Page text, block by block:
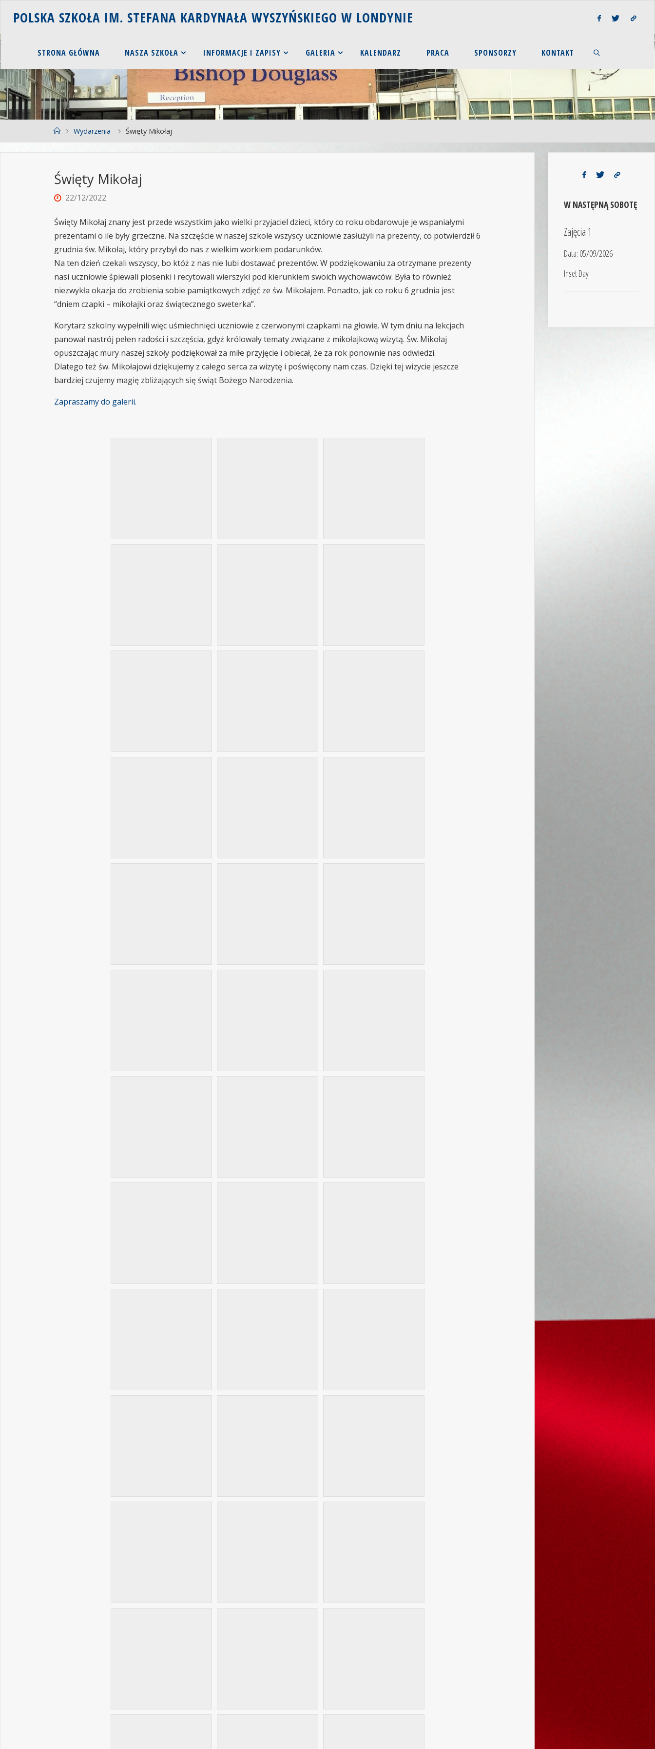
POLSKA SZKOŁA IM. STEFANA KARDYNAŁA WYSZYŃSKIEGO W LONDYNIE
STRONA GŁÓWNA NASZA SZKOŁA INFORMACJE I ZAPISY GALERIA KALENDARZ PRACA SPONSORZY KONTAKT
Wydarzenia Święty Mikołaj
Święty Mikołaj
22/12/2022
Święty Mikołaj znany jest przede wszystkim jako wielki przyjaciel dzieci, który co roku obdarowuje je wspaniałymi
prezentami o ile były grzeczne. Na szczęście w naszej szkole wszyscy uczniowie zasłużyli na prezenty, co potwierdził 6
grudnia św. Mikołaj, który przybył do nas z wielkim workiem podarunków.
Na ten dzień czekali wszyscy, bo któż z nas nie lubi dostawać prezentów. W podziękowaniu za otrzymane prezenty
nasi uczniowie śpiewali piosenki i recytowali wierszyki pod kierunkiem swoich wychowawców. Była to również
niezwykła okazja do zrobienia sobie pamiątkowych zdjęć ze św. Mikołajem. Ponadto, jak co roku 6 grudnia jest
“dniem czapki – mikołajki oraz świątecznego sweterka”.
Korytarz szkolny wypełnili więc uśmiechnięci uczniowie z czerwonymi czapkami na głowie. W tym dniu na lekcjach
panował nastrój pełen radości i szczęścia, gdyż królowały tematy związane z mikołajkową wizytą. Św. Mikołaj
opuszczając mury naszej szkoły podziękował za miłe przyjęcie i obiecał, że za rok ponownie nas odwiedzi.
Dlatego też św. Mikołajowi dziękujemy z całego serca za wizytę i poświęcony nam czas. Dzięki tej wizycie jeszcze
bardziej czujemy magię zbliżających się świąt Bożego Narodzenia.
Zapraszamy do galerii.
W NASTĘPNĄ SOBOTĘ
Zajęcia 1
Data: 05/09/2026
Inset Day